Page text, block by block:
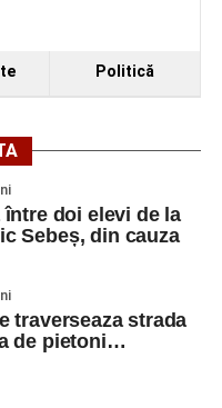
0743455963
5 0745580122
Politică
doi elevi de la
Sebeș, din cauza
traverseaza strada
de pietoni…